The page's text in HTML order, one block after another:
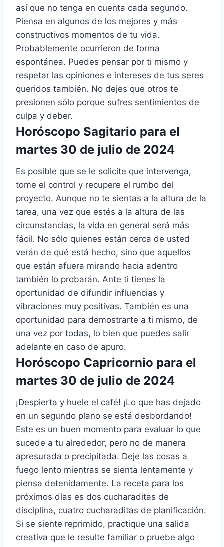
así que no tenga en cuenta cada segundo.
Piensa en algunos de los mejores y más
constructivos momentos de tu vida.
Probablemente ocurrieron de forma
espontánea. Puedes pensar por ti mismo y
respetar las opiniones e intereses de tus seres
queridos también. No dejes que otros te
presionen sólo porque sufres sentimientos de
culpa y deber.
Horóscopo Sagitario para el
martes 30 de julio de 2024
Es posible que se le solicite que intervenga,
tome el control y recupere el rumbo del
proyecto. Aunque no te sientas a la altura de la
tarea, una vez que estés a la altura de las
circunstancias, la vida en general será más
fácil. No sólo quienes están cerca de usted
verán de qué está hecho, sino que aquellos
que están afuera mirando hacia adentro
también lo probarán. Ante ti tienes la
oportunidad de difundir influencias y
vibraciones muy positivas. También es una
oportunidad para demostrarte a ti mismo, de
una vez por todas, lo bien que puedes salir
adelante en caso de apuro.
Horóscopo Capricornio para el
martes 30 de julio de 2024
¡Despierta y huele el café! ¡Lo que has dejado
en un segundo plano se está desbordando!
Este es un buen momento para evaluar lo que
sucede a tu alrededor, pero no de manera
apresurada o precipitada. Deje las cosas a
fuego lento mientras se sienta lentamente y
piensa detenidamente. La receta para los
próximos días es dos cucharaditas de
disciplina, cuatro cucharaditas de planificación.
Si se siente reprimido, practique una salida
creativa que le resulte familiar o pruebe algo